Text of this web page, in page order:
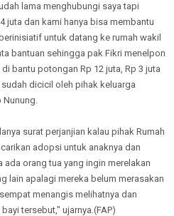
lama menghubungi saya tapi
juta dan kami hanya bisa membantu
untuk datang ke rumah wakil
bantuan sehingga pak Fikri menelpon
bantu potongan Rp 12 juta, Rp 3 juta
dicicil oleh pihak keluarga
Nunung.
surat perjanjian kalau pihak Rumah
adopsi untuk anaknya dan
orang tua yang ingin merelakan
lain apalagi mereka belum merasakan
menangis melihatnya dan
tersebut," ujarnya.(FAP)